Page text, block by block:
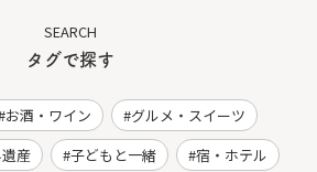
SEARCH
タグで探す
お酒・ワイン
グルメ・スイーツ
産
子どもと一緒
宿・ホテル